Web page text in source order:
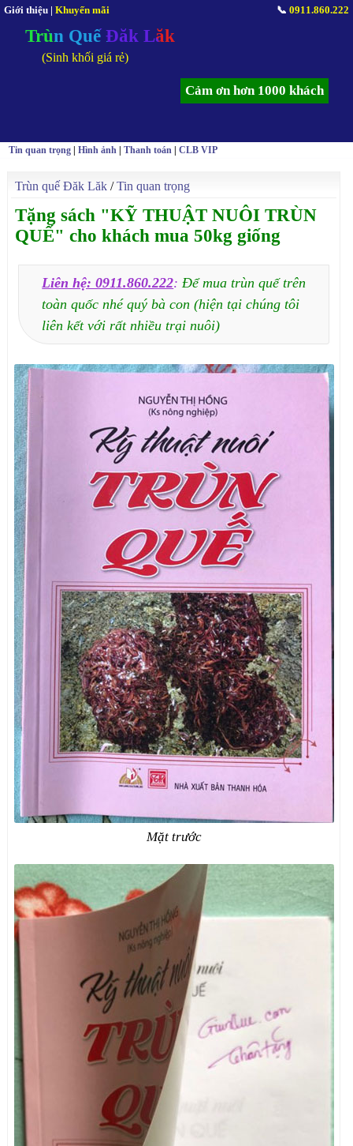
Giới thiệu | Khuyến mãi 📞 0911.860.222
Trùn Quế Đăk Lăk
(Sinh khối giá rẻ)
Cảm ơn hơn 1000 khách
Tin quan trọng |Hình ảnh |Thanh toán |CLB VIP
Trùn quế Đăk Lăk /Tin quan trọng
Tặng sách "KỸ THUẬT NUÔI TRÙN
QUẾ" cho khách mua 50kg giống
Liên hệ: 0911.860.222:Để mua trùn quế trên
toàn quốc nhé quý bà con (hiện tại chúng tôi
liên kết với rất nhiều trại nuôi)
Mặt trước